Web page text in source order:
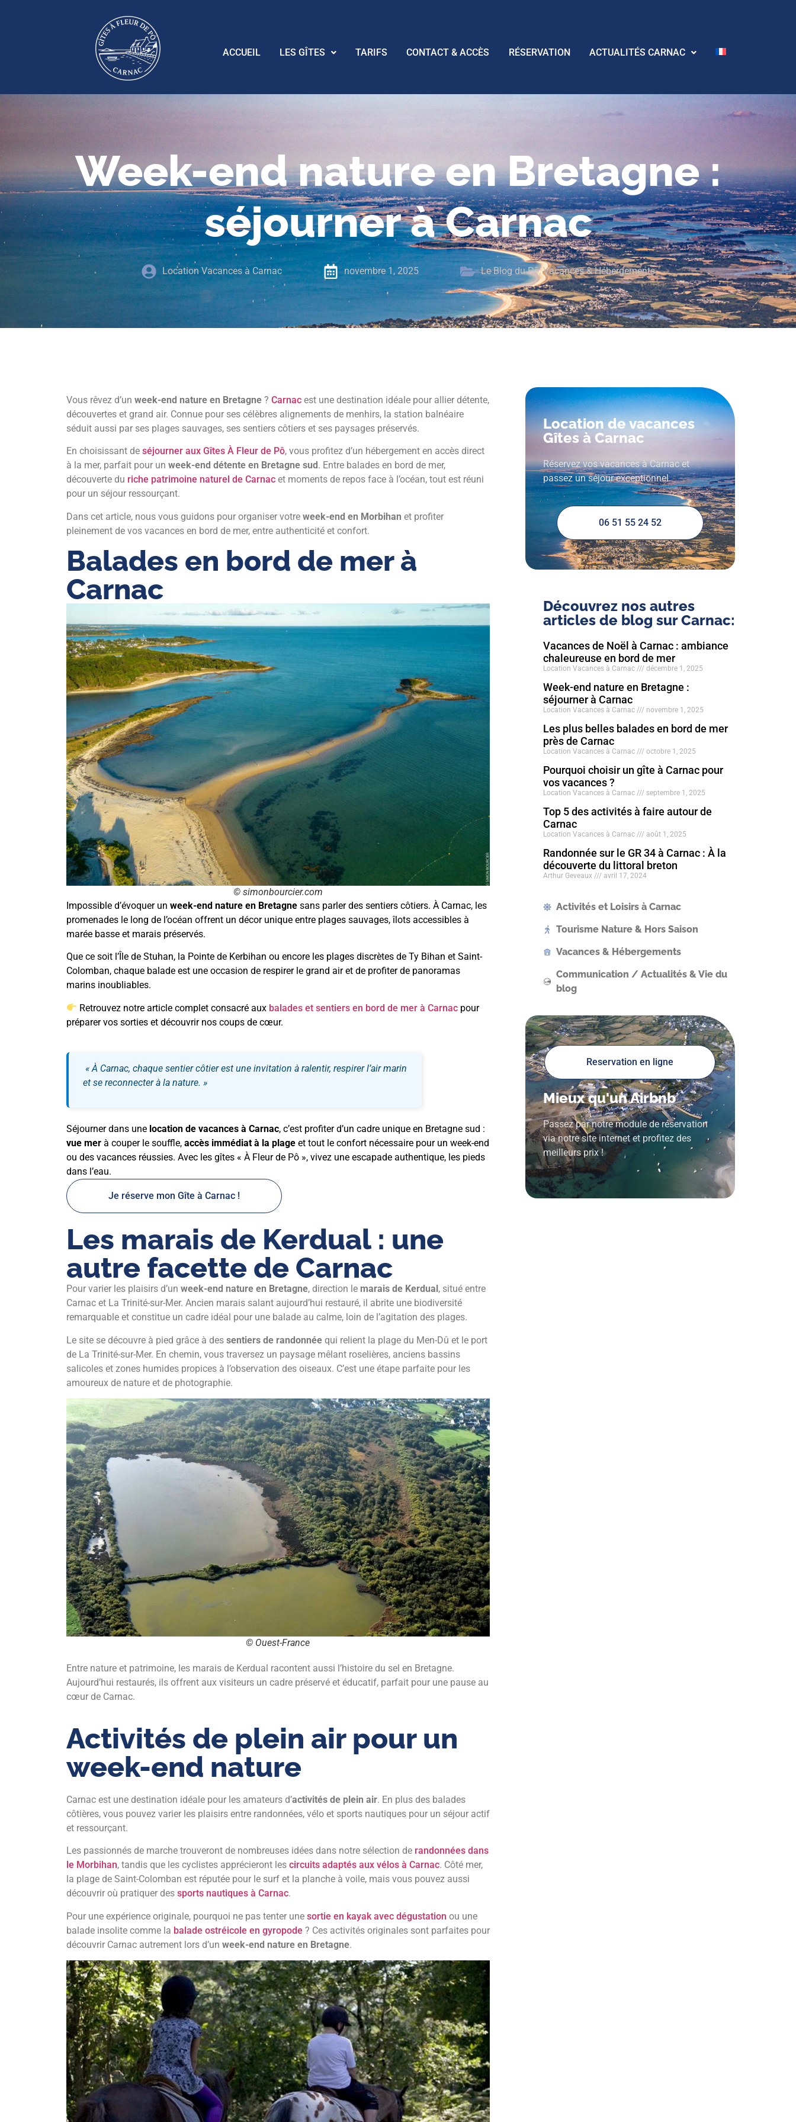
ACCUEIL LES GÎTES TARIFS CONTACT & ACCÈS RÉSERVATION ACTUALITÉS CARNAC
Week-end nature en Bretagne :
séjourner à Carnac
Location Vacances à Carnac novembre 1, 2025 Le Blog du Pô,Vacances & Hébergements
Vous rêvez d’un week-end nature en Bretagne ? Carnac est une destination idéale pour allier détente,
découvertes et grand air. Connue pour ses célèbres alignements de menhirs, la station balnéaire
séduit aussi par ses plages sauvages, ses sentiers côtiers et ses paysages préservés.
En choisissant de séjourner aux Gîtes À Fleur de Pô, vous profitez d’un hébergement en accès direct
à la mer, parfait pour un week-end détente en Bretagne sud . Entre balades en bord de mer,
découverte du riche patrimoine naturel de Carnac et moments de repos face à l’océan, tout est réuni
pour un séjour ressourçant.
Dans cet article, nous vous guidons pour organiser votre week-end en Morbihan et profiter
pleinement de vos vacances en bord de mer, entre authenticité et confort.
Balades en bord de mer à
Carnac
© simonbourcier.com
Impossible d’évoquer un week-end nature en Bretagne sans parler des sentiers côtiers. À Carnac, les
promenades le long de l’océan offrent un décor unique entre plages sauvages, îlots accessibles à
marée basse et marais préservés.
Que ce soit l’Île de Stuhan, la Pointe de Kerbihan ou encore les plages discrètes de Ty Bihan et Saint-
Colomban, chaque balade est une occasion de respirer le grand air et de profiter de panoramas
marins inoubliables.
Retrouvez notre article complet consacré aux balades et sentiers en bord de mer à Carnac pour
préparer vos sorties et découvrir nos coups de cœur.
« À Carnac, chaque sentier côtier est une invitation à ralentir, respirer l’air marin
et se reconnecter à la nature. »
Séjourner dans une location de vacances à Carnac, c’est profiter d’un cadre unique en Bretagne sud :
vue mer à couper le souffle, accès immédiat à la plage et tout le confort nécessaire pour un week-end
ou des vacances réussies. Avec les gîtes « À Fleur de Pô », vivez une escapade authentique, les pieds
dans l’eau.
Je réserve mon Gîte à Carnac !
Les marais de Kerdual : une
autre facette de Carnac
Pour varier les plaisirs d’un week-end nature en Bretagne, direction le marais de Kerdual , situé entre
Carnac et La Trinité-sur-Mer. Ancien marais salant aujourd’hui restauré, il abrite une biodiversité
remarquable et constitue un cadre idéal pour une balade au calme, loin de l’agitation des plages.
Le site se découvre à pied grâce à des sentiers de randonnée qui relient la plage du Men-Dû et le port
de La Trinité-sur-Mer. En chemin, vous traversez un paysage mêlant roselières, anciens bassins
salicoles et zones humides propices à l’observation des oiseaux. C’est une étape parfaite pour les
amoureux de nature et de photographie.
© Ouest-France
Entre nature et patrimoine, les marais de Kerdual racontent aussi l’histoire du sel en Bretagne.
Aujourd’hui restaurés, ils offrent aux visiteurs un cadre préservé et éducatif, parfait pour une pause au
cœur de Carnac.
Activités de plein air pour un
week-end nature
Carnac est une destination idéale pour les amateurs d’activités de plein air. En plus des balades
côtières, vous pouvez varier les plaisirs entre randonnées, vélo et sports nautiques pour un séjour actif
et ressourçant.
Les passionnés de marche trouveront de nombreuses idées dans notre sélection de randonnées dans
le Morbihan, tandis que les cyclistes apprécieront les circuits adaptés aux vélos à Carnac. Côté mer,
la plage de Saint-Colomban est réputée pour le surf et la planche à voile, mais vous pouvez aussi
découvrir où pratiquer des sports nautiques à Carnac.
Pour une expérience originale, pourquoi ne pas tenter une sortie en kayak avec dégustation ou une
balade insolite comme la balade ostréicole en gyropode ? Ces activités originales sont parfaites pour
découvrir Carnac autrement lors d’un week-end nature en Bretagne.
Location de vacances
Gîtes à Carnac
Réservez vos vacances à Carnac et
passez un séjour exceptionnel.
06 51 55 24 52
Découvrez nos autres
articles de blog sur Carnac:
Vacances de Noël à Carnac : ambiance
chaleureuse en bord de mer
Location Vacances à Carnac décembre 1, 2025
Week-end nature en Bretagne :
séjourner à Carnac
Location Vacances à Carnac novembre 1, 2025
Les plus belles balades en bord de mer
près de Carnac
Location Vacances à Carnac octobre 1, 2025
Pourquoi choisir un gîte à Carnac pour
vos vacances ?
Location Vacances à Carnac septembre 1, 2025
Top 5 des activités à faire autour de
Carnac
Location Vacances à Carnac août 1, 2025
Randonnée sur le GR 34 à Carnac : À la
découverte du littoral breton
Arthur Geveaux avril 17, 2024
Activités et Loisirs à Carnac
Tourisme Nature & Hors Saison
Vacances & Hébergements
Communication / Actualités & Vie du
blog
Reservation en ligne
Mieux qu'un Airbnb
Passez par notre module de réservation
via notre site internet et profitez des
meilleurs prix !